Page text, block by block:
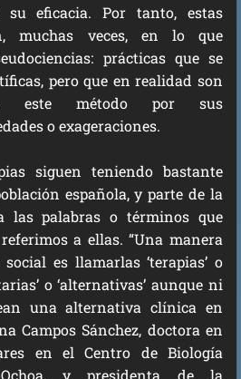
su eficacia. Por tanto, estas
muchas veces, en lo que
prácticas que se
pero que en realidad son
este método por sus
o exageraciones.
siguen teniendo bastante
española, y parte de la
las palabras o términos que
a ellas. “Una manera
es llamarlas ‘terapias’ o
o ‘alternativas’ aunque ni
una alternativa clínica en
Campos Sánchez, doctora en
en el Centro de Biología
y presidenta de la